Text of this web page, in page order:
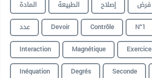
المادة
الطبيعة إصلاح فرض
عدد
Devoir Contrôle N°1
Interaction
Magnétique Exercice
Inéquation
Degrés Seconde